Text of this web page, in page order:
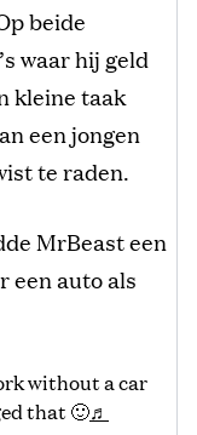
beide
waar hij geld
kleine taak
een jongen
te raden.
MrBeast een
een auto als
without a car
that 🙂♬